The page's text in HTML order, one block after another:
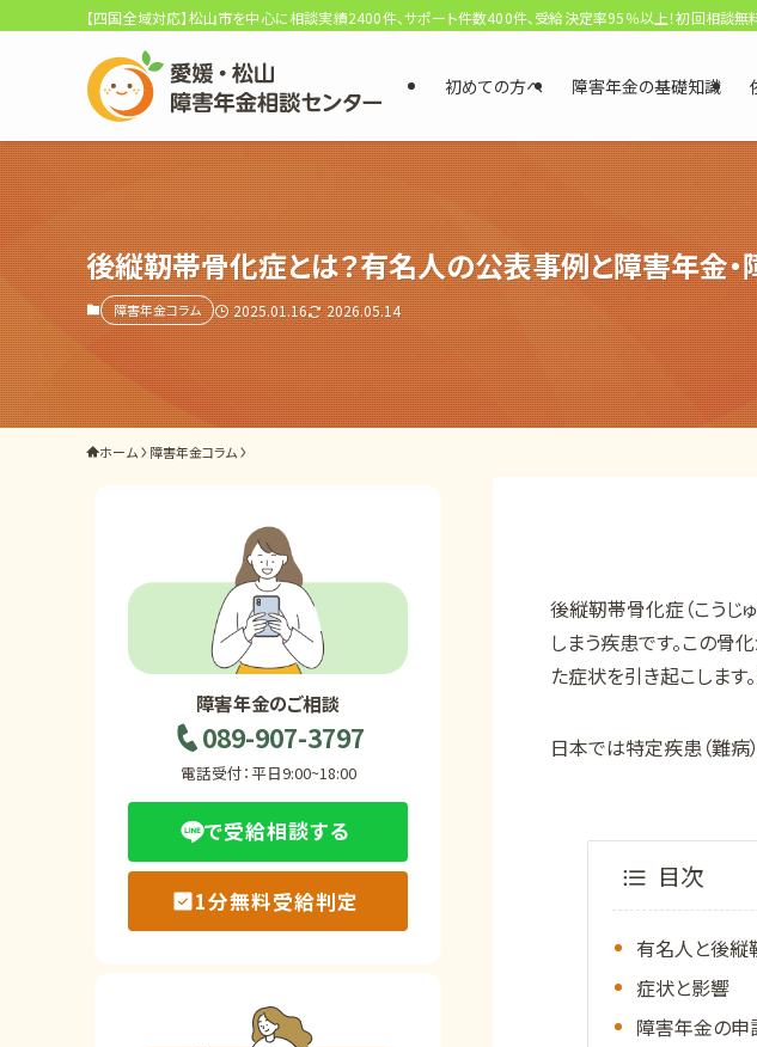
選ばれる3つの理由
初回相談料0円・受給後報酬型
サポート料金について
県内 No.1 の豊富な知識と経験
ご相談事例をみる
外出困難でもOK
障害年金の基礎知識
障害年金の金額
Q&A・相談事例
【四国全域対応】松山市を中心に相談実績2400件、サポート件数400件、受給決定率95％以上！初回相談無
初めての方へ 障害年金の基礎知識
後縦靭帯骨化症とは？有名人の公表事例と障害年金
障害年金コラム 2025.01.16 2026.05.14
ホーム 障害年金コラム
後縦靭帯骨化症（こうじ
しまう疾患です。この骨
た症状を引き起こします
日本では特定疾患（難病
目次
有名人と後縦
症状と影響
障害年金の申
障害年金のご相談
089-907-3797
電話受付：平日9:00~18:00
で受給相談する
1分無料受給判定